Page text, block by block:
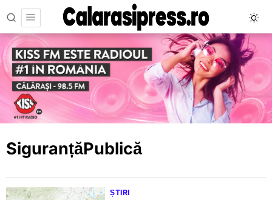
SiguranțăPublică
ȘTIRI